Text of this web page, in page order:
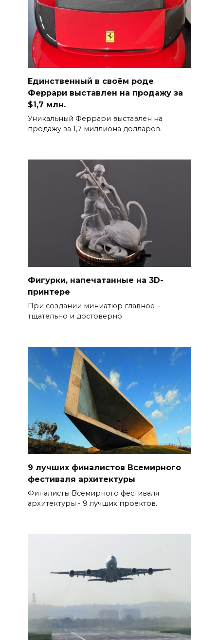
Единственный в своём роде
Феррари выставлен на продажу за
$1,7 млн.
Уникальный Феррари выставлен на
продажу за 1,7 миллиона долларов.
Фигурки, напечатанные на 3D-
принтере
При создании миниатюр главное –
тщательно и достоверно
9 лучших финалистов Всемирного
фестиваля архитектуры
Финалисты Всемирного фестиваля
архитектуры - 9 лучших проектов.